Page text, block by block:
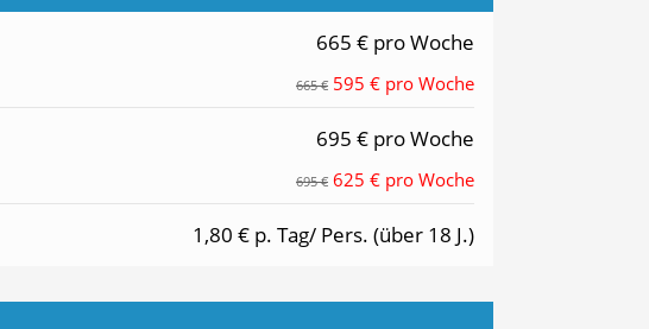
665 € pro Woche
665 € 595 € pro Woche
695 € pro Woche
695 € 625 € pro Woche
1,80 € p. Tag/ Pers. (über 18 J.)